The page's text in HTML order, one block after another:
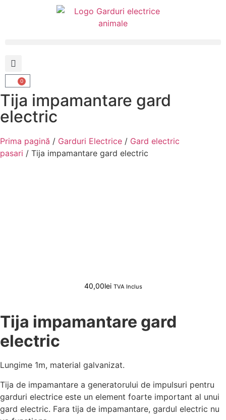
0
Tija impamantare gard
electric
Prima pagină / Garduri Electrice / Gard electric
pasari / Tija impamantare gard electric
40,00lei TVA Inclus
Tija impamantare gard
electric
Lungime 1m, material galvanizat.
Tija de impamantare a generatorului de impulsuri pentru
garduri electrice este un element foarte important al unui
gard electric. Fara tija de impamantare, gardul electric nu